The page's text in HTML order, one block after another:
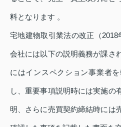
料となります 。
宅地建物取引業法の改正（
会社には以下の説明義務が課さ
にはインスペクション事業者
し、重要事項説明時には実施の
明、さらに売買契約締結時には